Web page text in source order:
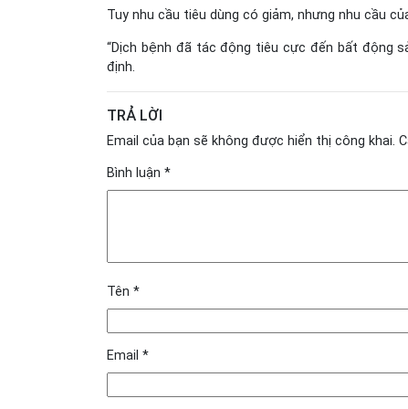
Tuy nhu cầu tiêu dùng có giảm, nhưng nhu cầu
“Dịch bệnh đã tác động tiêu cực đến bất động
định.
TRẢ LỜI
Email của bạn sẽ không được hiển thị công khai.
Bình luận *
Tên *
Email *